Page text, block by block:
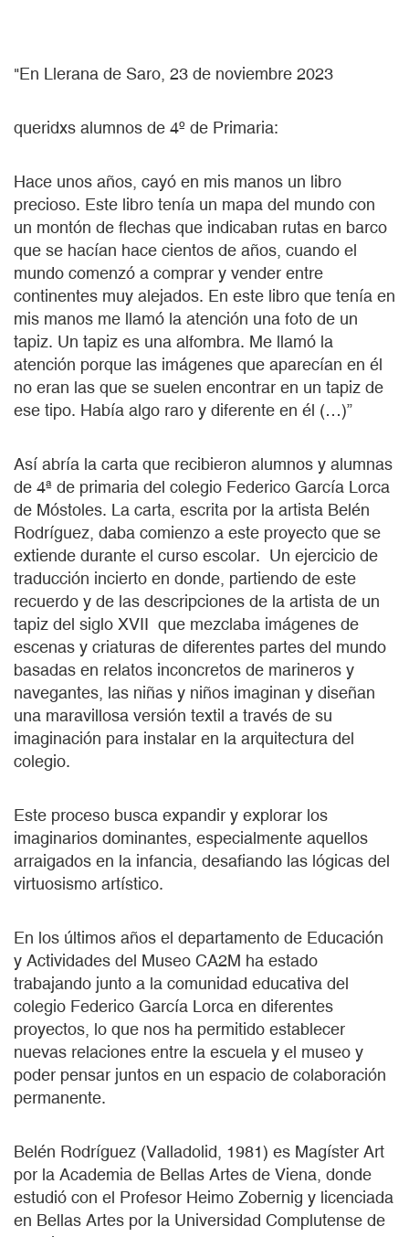
"En Llerana de Saro, 23 de noviembre 2023
queridxs alumnos de 4º de Primaria:
Hace unos años, cayó en mis manos un libro
precioso. Este libro tenía un mapa del mundo con
un montón de flechas que indicaban rutas en barco
que se hacían hace cientos de años, cuando el
mundo comenzó a comprar y vender entre
continentes muy alejados. En este libro que tenía en
mis manos me llamó la atención una foto de un
tapiz. Un tapiz es una alfombra. Me llamó la
atención porque las imágenes que aparecían en él
no eran las que se suelen encontrar en un tapiz de
ese tipo. Había algo raro y diferente en él (…)”
Así abría la carta que recibieron alumnos y alumnas
de 4ª de primaria del colegio Federico García Lorca
de Móstoles. La carta, escrita por la artista Belén
Rodríguez, daba comienzo a este proyecto que se
extiende durante el curso escolar. Un ejercicio de
traducción incierto en donde, partiendo de este
recuerdo y de las descripciones de la artista de un
tapiz del siglo XVII que mezclaba imágenes de
escenas y criaturas de diferentes partes del mundo
basadas en relatos inconcretos de marineros y
navegantes, las niñas y niños imaginan y diseñan
una maravillosa versión textil a través de su
imaginación para instalar en la arquitectura del
colegio.
Este proceso busca expandir y explorar los
imaginarios dominantes, especialmente aquellos
arraigados en la infancia, desafiando las lógicas del
virtuosismo artístico.
En los últimos años el departamento de Educación
y Actividades del Museo CA2M ha estado
trabajando junto a la comunidad educativa del
colegio Federico García Lorca en diferentes
proyectos, lo que nos ha permitido establecer
nuevas relaciones entre la escuela y el museo y
poder pensar juntos en un espacio de colaboración
permanente.
Belén Rodríguez (Valladolid, 1981) es Magíster Art
por la Academia de Bellas Artes de Viena, donde
estudió con el Profesor Heimo Zobernig y licenciada
en Bellas Artes por la Universidad Complutense de